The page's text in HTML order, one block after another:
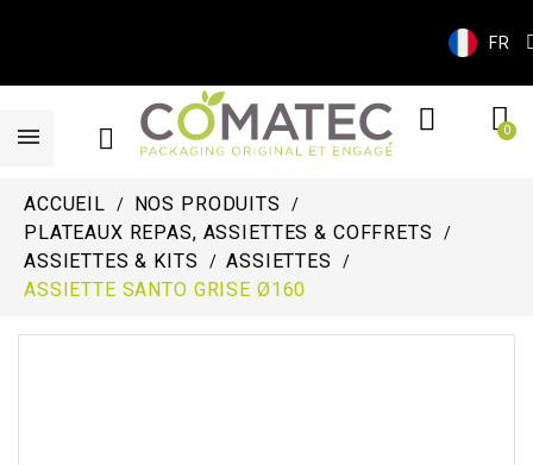
FR
ACCUEIL
NOS PRODUITS
PLATEAUX REPAS, ASSIETTES & COFFRETS
ASSIETTES & KITS
ASSIETTES
ASSIETTE SANTO GRISE Ø160